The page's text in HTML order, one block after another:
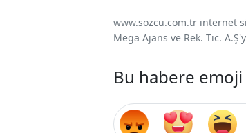
www.sozcu.com.tr internet
Mega Ajans ve Rek. Tic.
Bu habere